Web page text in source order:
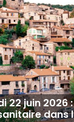
22 juin 2026
dans